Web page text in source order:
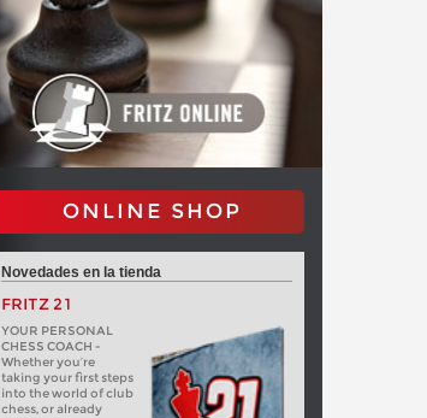
ONLINE SHOP
Novedades en la tienda
FRITZ 21
YOUR PERSONAL
CHESS COACH -
Whether you’re
taking your first steps
into the world of club
chess, or already